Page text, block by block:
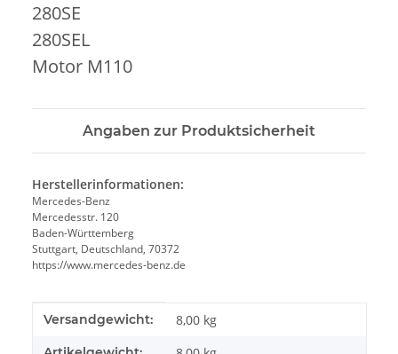
280SE
280SEL
Motor M110
Angaben zur Produktsicherheit
Herstellerinformationen:
Mercedes-Benz
Mercedesstr. 120
Baden-Württemberg
Stuttgart, Deutschland, 70372
https://www.mercedes-benz.de
Produkteigenschaft
Wert
Versandgewicht: 8,00 kg